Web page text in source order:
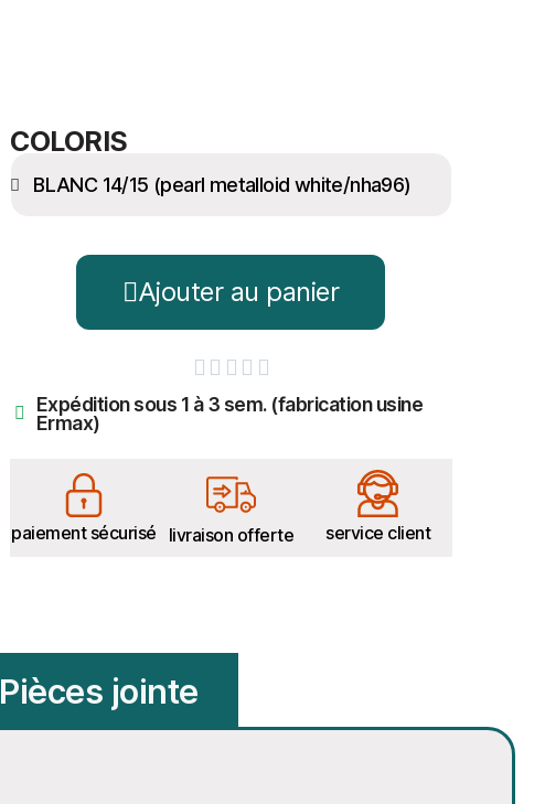
COLORIS
Ajouter au panier
    
Expédition sous 1 à 3 sem. (fabrication usine
Ermax)
paiement sécurisé livraison offerte service client
Pièces jointe